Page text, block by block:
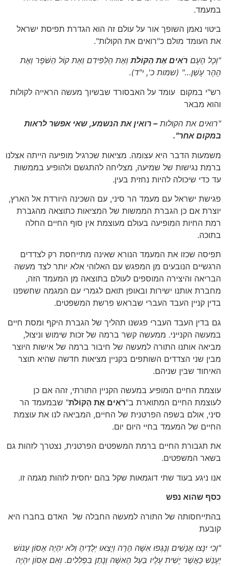
במעמד.
ביטוי נאמן השופך אור על עולם זה הוא הגדרת תפיסת ישראל
את העומד מולם כ"רואים את הקולות".
"וְכָל הָעָם רֹאִים אֶת הַקּוֹלֹתוְאֶת הַלַּפִּידִם וְאֵת קוֹל הַשֹּׁפָר וְאֶת
הָהָר עָשֵׁן…" (שמות כ', י"ד).
רש"י במקום עומד על האבסורד שבשיוך מעשה הראייה לקולות
והוא מבאר
"רואים את הקולות – רואין את הנשמע, שאי אפשר לראות
במקום אחר".
משמעות הדבר היא עצומה. מציאות שכרגיל מופיעה הייתה אצלנו
ברמת נגישות של שמיעה, מצליחה להתגשם ולהופיע בממשות
עד כדי שיכולה להיות נחזית בעין.
פגישת ישראל עם מעמד הר סיני, עם השכינה היורדת אל הארץ,
יוצרת אם כן הגברת הממשות של המציאות כתוצאה מהגברת
רמת החיות המופיעה בעולם מעוצמת אין סוף החיים החלה
בתוכה.
תפיסה שכזו את המעמד הנורא שאינה מתייחסת רק לצדדים
הרגשיים הנובעים מן המפגש עם האלוהי אלא יותר לצד מעשה
הבריאה והיצירה המוספים לעולם בתוצאה מן המעמד הזה,
מחברת אותנו ישירות ובאופן תואם לגמרי עם המגמה שחשפנו
בדין קניין העבד העברי שבראש פרשת המשפטים.
גם בדין העבד העברי פגשנו תהליך של הגברת היקף ומסת חיים
במעשה הקנייני. ממעשה קשר ברמה של זכות שימוש וניצול,
מביאה אותנו התורה למעשה של חיבור ברמה של אישות היוצר
מבין שני הצדדים השותפים בקניין מציאות חדשה שהיא תוצר
האיחוד שבין שניהם.
עוצמת החיים המופיע במעשה הקניין התורתי, זהה אם כן
לעוצמת החיים המתוארת ב"רֹאִים אֶת הַקּוֹלֹת" שבמעמד הר
סיני, אולם בשפה הפרטנית של החיים, המביאה לנו את עוצמת
החיים של המעמד בחיי היום יום.
את תגבורת החיים ברמת המשפטים הפרטנית, נצטרך לזהות גם
בשאר המשפטים.
אנו ניגע בעוד שתי דוגמאות שקל בהם יחסית לזהות מגמה זו.
כסף שהוא נפש
בהתייחסותה של התורה למעשה החבלה של האדם בחברו היא
קובעת
"וְכִי יִנָּצוּ אֲנָשִׁים וְנָגְפוּ אִשָּׁה הָרָה וְיָצְאוּ יְלָדֶיהָ וְלֹא יִהְיֶה אָסוֹן עָנוֹשׁ
יֵעָנֵשׁ כַּאֲשֶׁר יָשִׁית עָלָיו בַּעַל הָאִשָּׁה וְנָתַן בִּפְלִלִים. וְאִם אָסוֹן יִהְיֶה